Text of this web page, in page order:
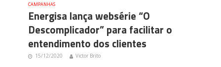
CAMPANHAS
Energisa lança websérie “O
Descomplicador” para facilitar o
entendimento dos clientes
15/12/2020 Victor Brito